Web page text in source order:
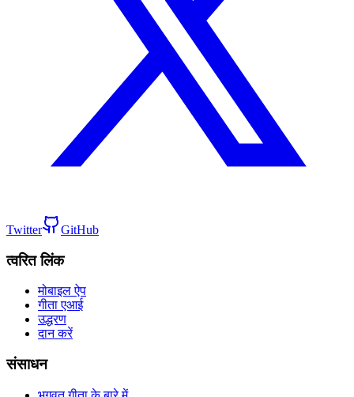
Twitter GitHub
त्वरित लिंक
मोबाइल ऐप
गीता एआई
उद्धरण
दान करें
संसाधन